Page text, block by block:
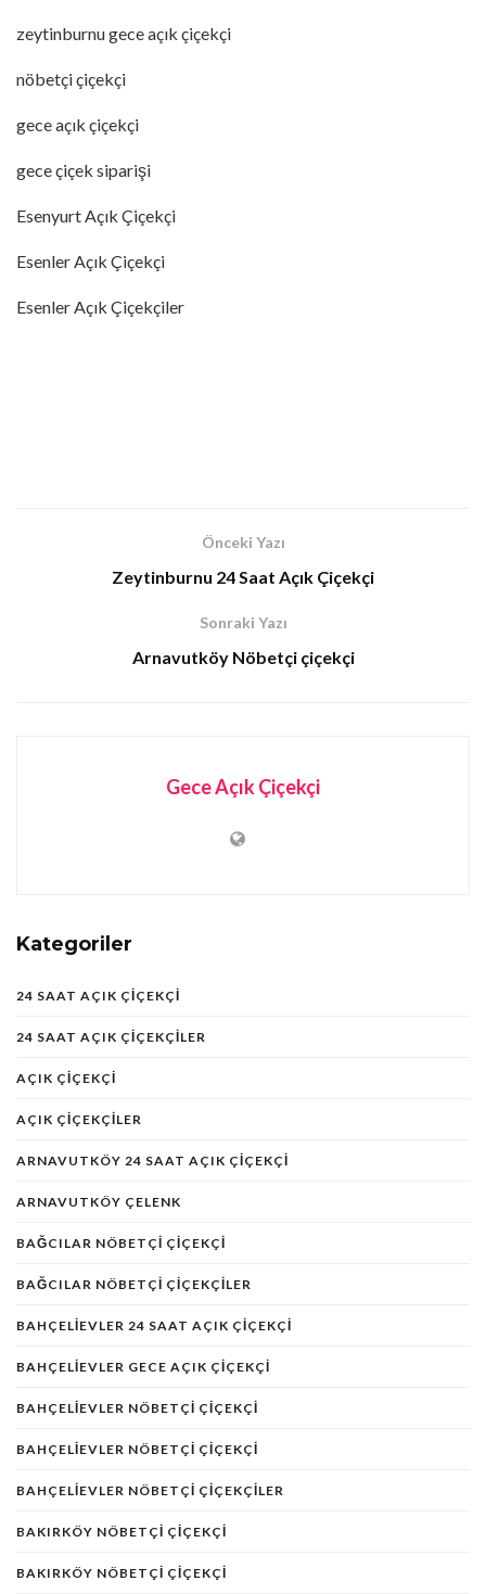
zeytinburnu gece açık çiçekçi
nöbetçi çiçekçi
gece açık çiçekçi
gece çiçek siparişi
Esenyurt Açık Çiçekçi
Esenler Açık Çiçekçi
Esenler Açık Çiçekçiler
Önceki Yazı
Zeytinburnu 24 Saat Açık Çiçekçi
Sonraki Yazı
Arnavutköy Nöbetçi çiçekçi
Gece Açık Çiçekçi
Kategoriler
24 SAAT AÇIK ÇIÇEKÇI
24 SAAT AÇIK ÇIÇEKÇILER
AÇIK ÇIÇEKÇI
AÇIK ÇIÇEKÇILER
ARNAVUTKÖY 24 SAAT AÇIK ÇIÇEKÇI
ARNAVUTKÖY ÇELENK
BAĞCILAR NÖBETÇI ÇIÇEKÇI
BAĞCILAR NÖBETÇI ÇIÇEKÇILER
BAHÇELIEVLER 24 SAAT AÇIK ÇIÇEKÇI
BAHÇELIEVLER GECE AÇIK ÇIÇEKÇI
BAHÇELIEVLER NÖBETÇI ÇIÇEKÇI
BAHÇELIEVLER NÖBETÇI ÇIÇEKÇI
BAHÇELIEVLER NÖBETÇI ÇIÇEKÇILER
BAKIRKÖY NÖBETÇİ ÇİÇEKÇİ
BAKIRKÖY NÖBETÇI ÇIÇEKÇI